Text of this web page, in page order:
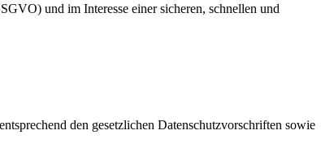
und im Interesse einer sicheren, schnellen und
den gesetzlichen Datenschutzvorschriften sowie